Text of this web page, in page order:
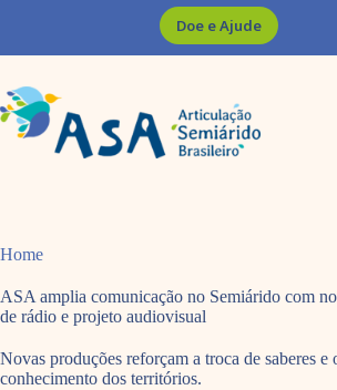
Doe e Ajude
Home
ASA amplia comunicação no Semiárido com
de rádio e projeto audiovisual
Novas produções reforçam a troca de saberes e
conhecimento dos territórios.